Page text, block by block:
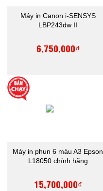
Máy in Canon i-SENSYS
LBP243dw II
6,750,000₫
Máy in phun 6 màu A3 Epson
L18050 chính hãng
15,700,000₫